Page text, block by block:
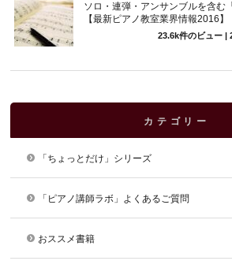
ソロ・連弾・アンサンブルを含む
【最新ピアノ教室業界情報2016】
23.6k件のビュー|
カテゴリー
「ちょっとだけ」シリーズ
「ピアノ講師ラボ」よくあるご質問
おススメ書籍